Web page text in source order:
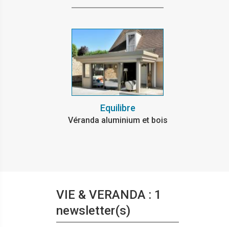
Equilibre
Véranda aluminium et bois
VIE & VERANDA : 1
newsletter(s)